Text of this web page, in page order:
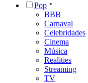
Pop
BBB
Carnaval
Celebridades
Cinema
Música
Realities
Streaming
TV